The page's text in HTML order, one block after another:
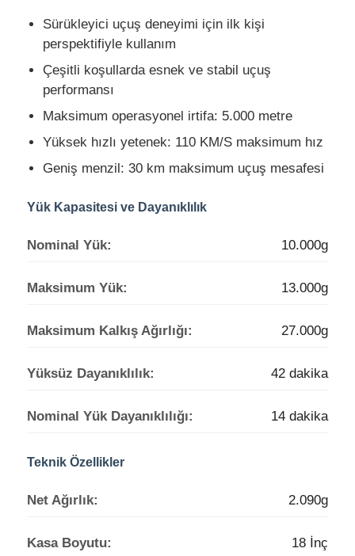
Fabrika turu
Kalite kontrolü
Bizimle iletişime geçin
Durumlar
Teklif Et
Drone Parçaları
Anti drone cihazı
Sürükleyici uçuş deneyimi için ilk kişi
perspektifiyle kullanım
Çeşitli koşullarda esnek ve stabil uçuş
performansı
Maksimum operasyonel irtifa: 5.000 metre
Yüksek hızlı yetenek: 110 KM/S maksimum hız
Geniş menzil: 30 km maksimum uçuş mesafesi
Yük Kapasitesi ve Dayanıklılık
Nominal Yük: 10.000g
Maksimum Yük: 13.000g
Maksimum Kalkış Ağırlığı: 27.000g
Yüksüz Dayanıklılık: 42 dakika
Nominal Yük Dayanıklılığı: 14 dakika
Teknik Özellikler
Net Ağırlık: 2.090g
Kasa Boyutu: 18 İnç